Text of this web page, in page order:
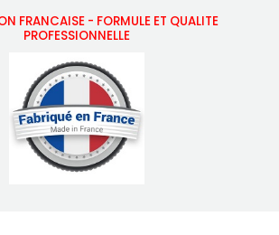
FRANCAISE - FORMULE ET QUALITE
PROFESSIONNELLE